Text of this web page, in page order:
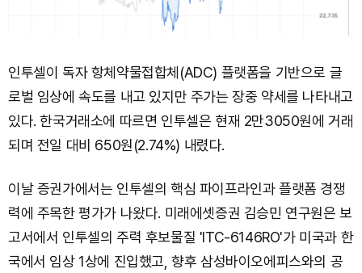
인투셀이 독자 항체약물접합체(ADC) 플랫폼을 기반으로 글
로벌 임상에 속도를 내고 있지만 주가는 장중 약세를 나타내고
있다. 한국거래소에 따르면 인투셀은 현재 2만3050원에 거래
되며 전일 대비 650원(2.74%) 내렸다.
이날 증권가에서는 인투셀의 핵심 파이프라인과 플랫폼 경쟁
력에 주목한 평가가 나왔다. 미래에셋증권 김승민 연구원은 보
고서에서 인투셀의 주력 후보물질 'ITC-6146RO'가 미국과 한
국에서 임상 1상에 진입했고, 향후 삼성바이오에피스와의 공